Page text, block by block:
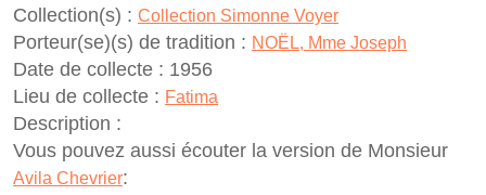
Collection(s) : Collection Simonne Voyer
Porteur(se)(s) de tradition : NOËL, Mme Joseph
Date de collecte : 1956
Lieu de collecte : Fatima
Description :
Vous pouvez aussi écouter la version de Monsieur
Avila Chevrier: